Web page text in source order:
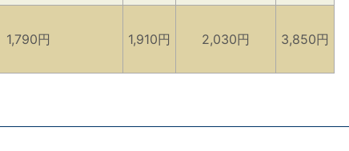
1,790円 1,910円 2,030円 3,850円